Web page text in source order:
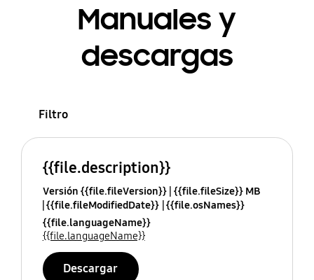
Manuales y
descargas
Filtro
{{file.description}}
Versión {{file.fileVersion}} {{file.fileSize}} MB
{{file.fileModifiedDate}} {{file.osNames}}
{{file.languageName}}
{{file.languageName}}
Descargar